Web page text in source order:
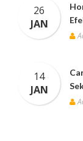
26
JAN
14
JAN